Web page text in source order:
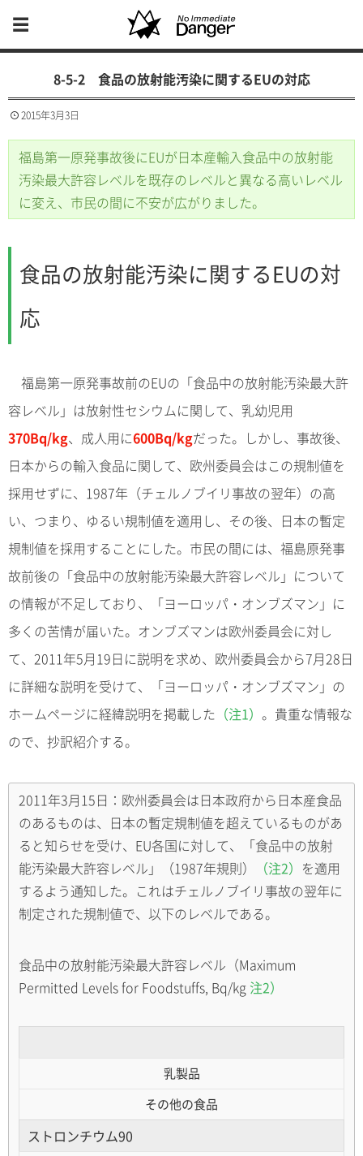
8-5-2 食品の放射能汚染に関するEUの対応
2015年3月3日
福島第一原発事故後にEUが日本産輸入食品中の放射能
汚染最大許容レベルを既存のレベルと異なる高いレベル
に変え、市民の間に不安が広がりました。
食品の放射能汚染に関するEUの対
応
福島第一原発事故前のEUの「食品中の放射能汚染最大許
容レベル」は放射性セシウムに関して、乳幼児用
370Bq/kg、成人用に600Bq/kgだった。しかし、事故後、
日本からの輸入食品に関して、欧州委員会はこの規制値を
採用せずに、1987年（チェルノブイリ事故の翌年）の高
い、つまり、ゆるい規制値を適用し、その後、日本の暫定
規制値を採用することにした。市民の間には、福島原発事
故前後の「食品中の放射能汚染最大許容レベル」について
の情報が不足しており、「ヨーロッパ・オンブズマン」に
多くの苦情が届いた。オンブズマンは欧州委員会に対し
て、2011年5月19日に説明を求め、欧州委員会から7月28日
に詳細な説明を受けて、「ヨーロッパ・オンブズマン」の
ホームページに経緯説明を掲載した （注1） 。貴重な情報な
ので、抄訳紹介する。
2011年3月15日：欧州委員会は日本政府から日本産食品
のあるものは、日本の暫定規制値を超えているものがあ
ると知らせを受け、EU各国に対して、「食品中の放射
能汚染最大許容レベル」（1987年規則）
（注2） を適用
するよう通知した。これはチェルノブイリ事故の翌年に
制定された規制値で、以下のレベルである。
食品中の放射能汚染最大許容レベル（Maximum
Permitted Levels for Foodstuffs, Bq/kg 注2）
乳製品
その他の食品
ストロンチウム90